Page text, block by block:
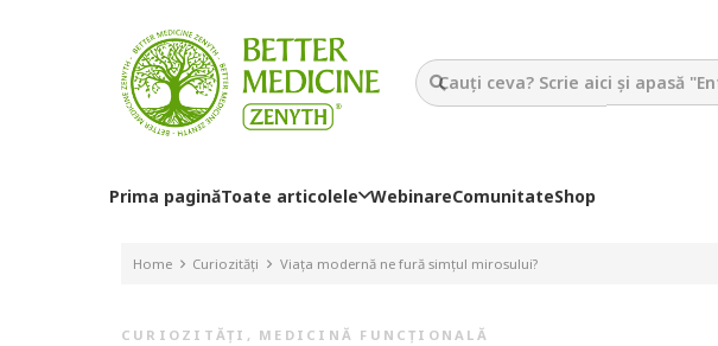
Prima paginăToate articolele WebinareComunitateShop
Home Curiozități Viața modernă ne fură simțul mirosului?
CURIOZITĂȚI , MEDICINĂ FUNCȚIONALĂ